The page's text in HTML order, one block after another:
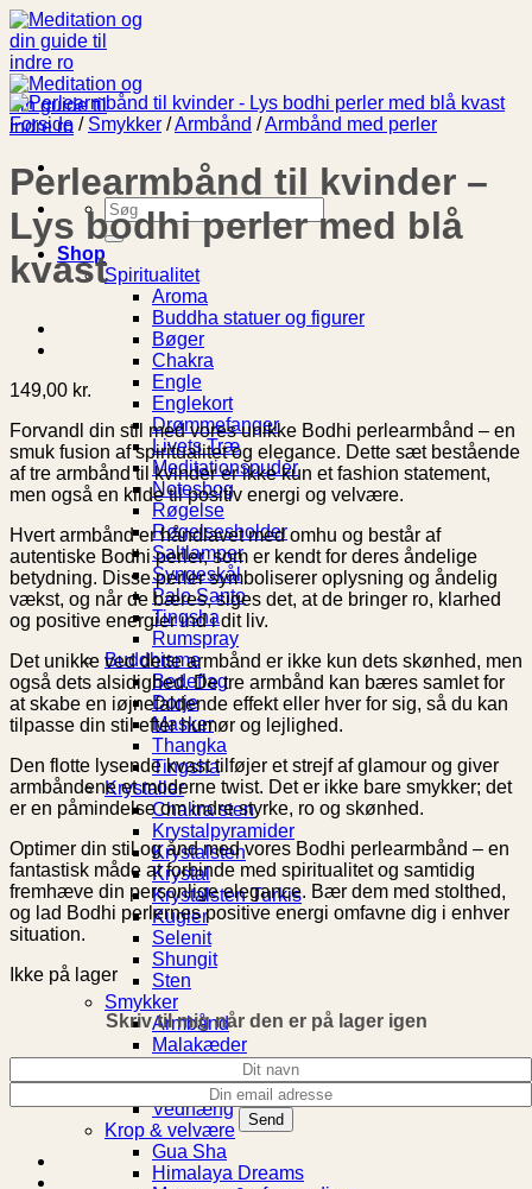
Fortsæt
til
indhold
Søg
efter:
Shop
Spiritualitet
Aroma
Buddha statuer og figurer
Bøger
Chakra
Engle
Englekort
Drømmefanger
Livets Træ
Meditationspuder
Notesbog
Røgelse
Røgelsesholder
Saltlamper
Syngeskål
Palo Santo
Tingsha
Rumspray
Buddhisme
Bedeflag
Dorje
Masker
Thangka
Tingsha
Krystaller
Chakra sten
Krystalpyramider
Krystalsten
Krystal
Krystalsten Turkis
Kugler
Selenit
Shungit
Sten
Smykker
Armbånd
Malakæder
Ankelkæder
Vedhæng
Krop & velvære
Gua Sha
Himalaya Dreams
Forside / Smykker /Armbånd /Armbånd med perler
Perlearmbånd til kvinder –
Lys bodhi perler med blå
kvast
149,00 kr.
Forvandl din stil med vores unikke Bodhi perlearmbånd – en
smuk fusion af spiritualitet og elegance. Dette sæt bestående
af tre armbånd til kvinder er ikke kun et fashion statement,
men også en kilde til positiv energi og velvære.
Hvert armbånd er håndlavet med omhu og består af
autentiske Bodhi perler, som er kendt for deres åndelige
betydning. Disse perler symboliserer oplysning og åndelig
vækst, og når de bæres, siges det, at de bringer ro, klarhed
og positive energier ind i dit liv.
Det unikke ved dette armbånd er ikke kun dets skønhed, men
også dets alsidighed. De tre armbånd kan bæres samlet for
at skabe en iøjnefaldende effekt eller hver for sig, så du kan
tilpasse din stil efter humør og lejlighed.
Den flotte lysende kvast tilføjer et strejf af glamour og giver
armbåndene et moderne twist. Det er ikke bare smykker; det
er en påmindelse om indre styrke, ro og skønhed.
Optimer din stil og ånd med vores Bodhi perlearmbånd – en
fantastisk måde at forbinde med spiritualitet og samtidig
fremhæve din personlige elegance. Bær dem med stolthed,
og lad Bodhi perlernes positive energi omfavne dig i enhver
situation.
Ikke på lager
Skriv til mig når den er på lager igen